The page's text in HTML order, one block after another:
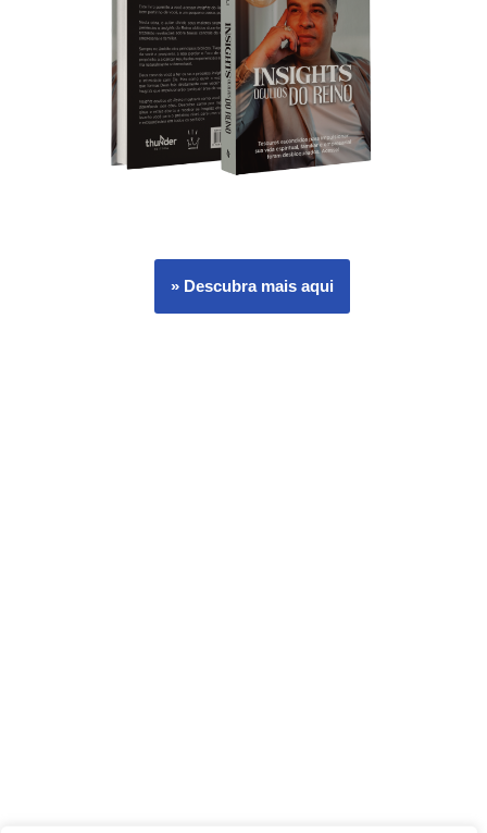
» Descubra mais aqui